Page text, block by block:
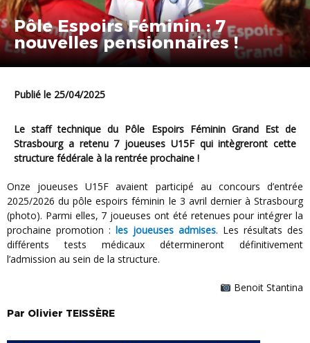
Pôle Espoirs Féminin : 7
nouvelles pensionnaires !
Publié le 25/04/2025
Le staff technique du Pôle Espoirs Féminin Grand Est de
Strasbourg a retenu 7 joueuses U15F qui intègreront cette
structure fédérale à la rentrée prochaine !
Onze joueuses U15F avaient participé au concours d’entrée
2025/2026 du pôle espoirs féminin le 3 avril dernier à Strasbourg
(photo). Parmi elles, 7 joueuses ont été retenues pour intégrer la
prochaine promotion : les joueuses admises. Les résultats des
différents tests médicaux détermineront définitivement
l’admission au sein de la structure.
Benoit Stantina
Par Olivier TEISSÈRE